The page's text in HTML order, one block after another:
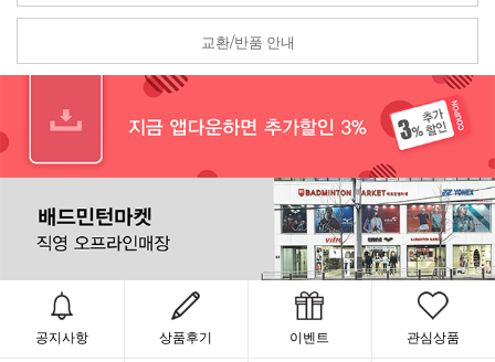
교환/반품 안내
공지사항 상품후기 이벤트 관심상품